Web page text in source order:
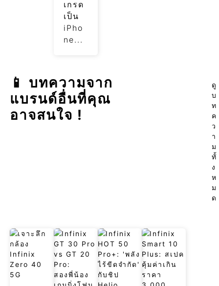
เกรด
เป็น
iPho
ne...
📱 บทความจาก
แบรนด์อื่นที่คุณ
อาจสนใจ !
ดู
บ
ท
ค
ว
า
ม
ทั้
ง
ห
ม
ด